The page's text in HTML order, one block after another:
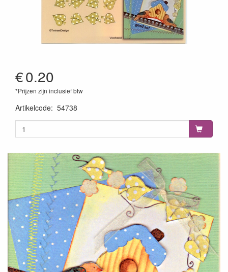
€0.20
*Prijzen zijn inclusief btw
Artikelcode: 54738